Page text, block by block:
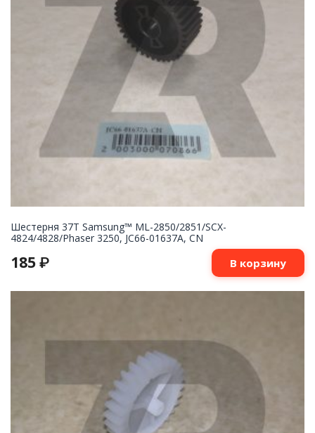
Шестерня 37T Samsung™ ML-2850/2851/SCX-
4824/4828/Phaser 3250, JC66-01637A, CN
185 ₽ В корзину